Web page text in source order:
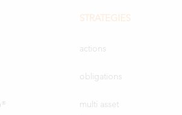
STRATEGIES
actions
obligations
multi asset